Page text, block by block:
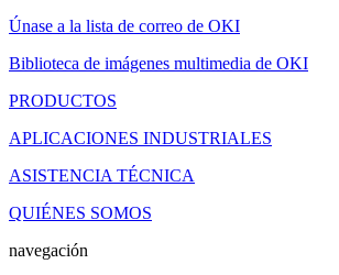
Únase a la lista de correo de OKI
Biblioteca de imágenes multimedia de OKI
PRODUCTOS
APLICACIONES INDUSTRIALES
ASISTENCIA TÉCNICA
QUIÉNES SOMOS
navegación